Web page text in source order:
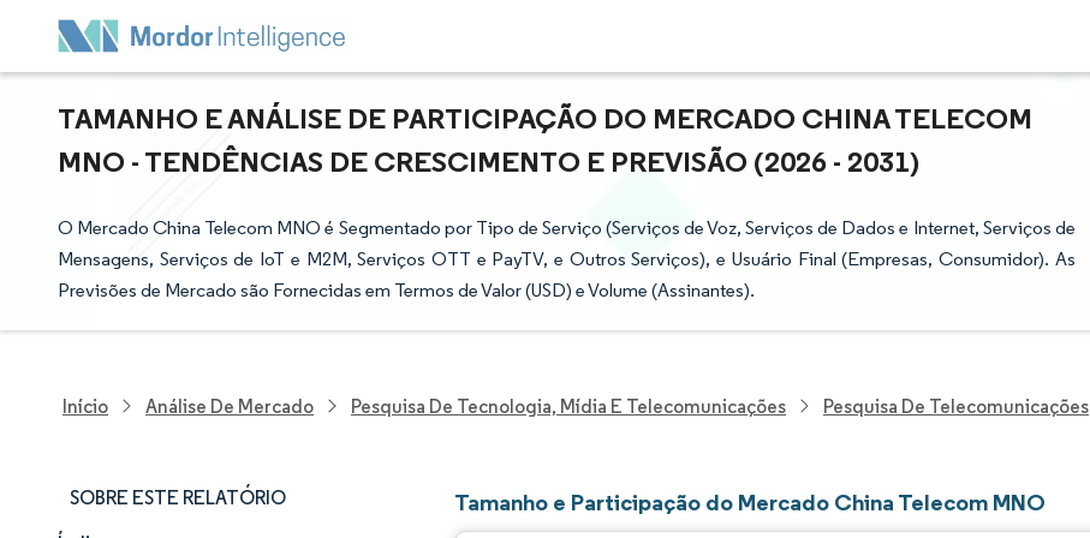
TAMANHO E ANÁLISE DE PARTICIPAÇÃO DO MERCADO CHINA TELECOM
MNO - TENDÊNCIAS DE CRESCIMENTO E PREVISÃO (2026 - 2031)
O Mercado China Telecom MNO é Segmentado por Tipo de Serviço (Serviços de Voz, Serviços de Dados e Internet, Serviços de
Mensagens, Serviços de IoT e M2M, Serviços OTT e PayTV, e Outros Serviços), e Usuário Final (Empresas, Consumidor). As
Previsões de Mercado são Fornecidas em Termos de Valor (USD) e Volume (Assinantes).
Início Análise De Mercado Pesquisa De Tecnologia, Mídia E Telecomunicações Pesquisa De Telecomunicações
SOBRE ESTE RELATÓRIO Tamanho e Participação do Mercado China Telecom MNO